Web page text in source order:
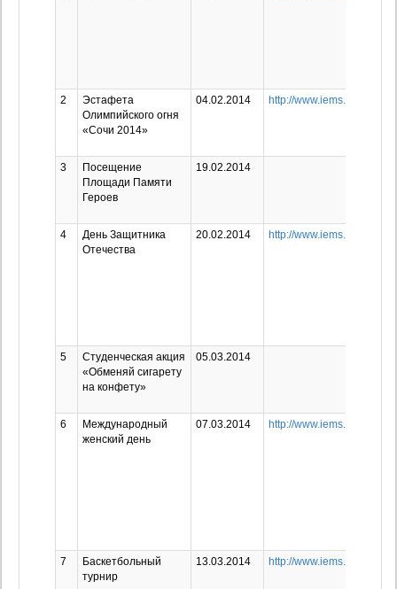
2
Эстафета
Олимпийского огня
«Сочи 2014»
04.02.2014 http://www.iems.ru/news/
3
Посещение
Площади Памяти
Героев
19.02.2014
4
День Защитника
Отечества
20.02.2014 http://www.iems.ru/news/
5
Студенческая акция
«Обменяй сигарету
на конфету»
05.03.2014
6
Международный
женский день
07.03.2014 http://www.iems.ru/news/
7
Баскетбольный
турнир
13.03.2014 http://www.iems.ru/news/